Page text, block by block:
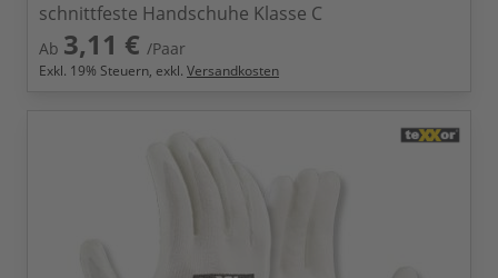
schnittfeste Handschuhe Klasse C
Ab 3,11 € /Paar
Exkl. 19% Steuern, exkl. Versandkosten